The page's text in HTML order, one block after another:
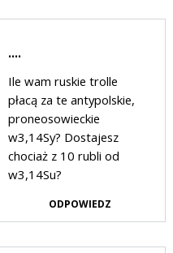
....
Ile wam ruskie trolle
płacą za te antypolskie,
proneosowieckie
w3,14Sy? Dostajesz
chociaż z 10 rubli od
w3,14Su?
ODPOWIEDZ